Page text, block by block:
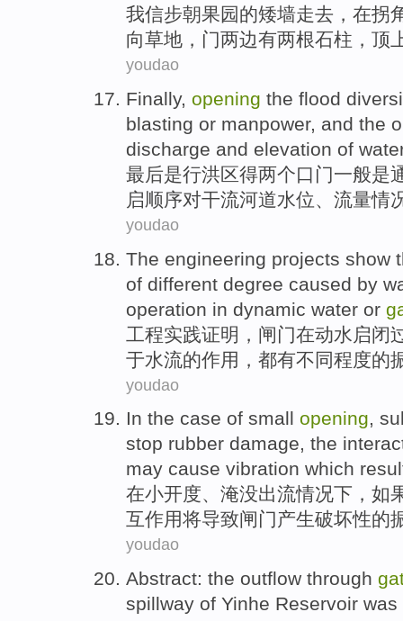
我信步朝果园的矮墙走去，在拐
向草地 ，门两边有两根石柱 ，顶
youdao
Finally, opening the flood
blasting or manpower, and the
discharge and elevation of
最后是行洪区得两个口门一般是
启顺序对干流河道水位、 流量情
youdao
The engineering projects show
of different degree caused by
operation in dynamic water or
工程实践证明 ， 闸门在动水 启闭
于水流的作用 ， 都有不同程度的
youdao
In the case of small opening,
stop rubber damage, the
may cause vibration which
在小开度、 淹没出流情况下 ， 如
互作用将导致闸门产生破坏性的
youdao
Abstract: the outflow through
spillway of Yinhe Reservoir was